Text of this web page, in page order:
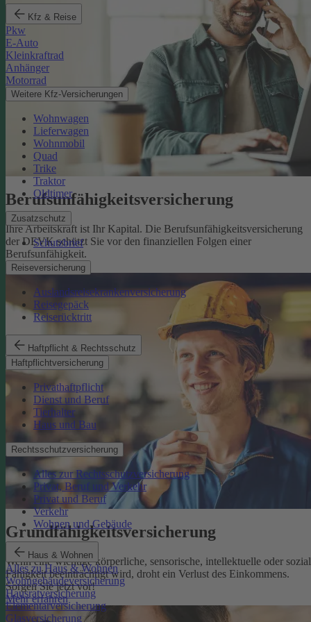
Kfz & Reise
Pkw
E-Auto
Kleinkraftrad
Anhänger
Motorrad
Weitere Kfz-Versicherungen
Wohnwagen
Lieferwagen
Wohnmobil
Quad
Trike
Traktor
Oldtimer
Zusatzschutz
Schutzbrief
Reiseversicherung
Auslandsreisekrankenversicherung
Reisegepäck
Reiserücktritt
Haftpflicht & Rechtsschutz
Haftpflichtversicherung
Privathaftpflicht
Dienst und Beruf
Tierhalter
Haus und Bau
Rechtsschutzversicherung
Alles zur Rechtsschutzversicherung
Privat, Beruf und Verkehr
Privat und Beruf
Verkehr
Wohnen und Gebäude
Haus & Wohnen
Alles zu Haus & Wohnen
Wohngebäudeversicherung
Hausratversicherung
Elementarversicherung
Glasversicherung
Berufsunfähigkeits­versicherung
Ihre Arbeitskraft ist Ihr Kapital. Die Berufsunfähigkeitsversicherung
der DEVK schützt Sie vor den finanziellen Folgen einer
Berufsunfähigkeit.
Mehr erfahren
Grundfähigkeits­versicherung
Wenn eine wichtige körperliche, sensorische, intellektuelle oder
Fähigkeit beeinträchtigt wird, droht ein Verlust des Einkommens.
Sorgen Sie jetzt vor!
Mehr erfahren